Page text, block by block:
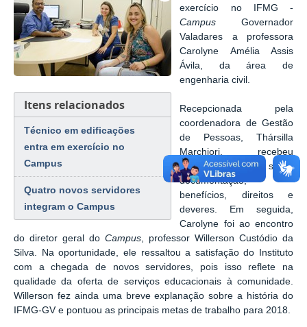
Itens relacionados
Técnico em edificações
entra em exercício no
Campus
Quatro novos servidores
integram o Campus
exercício no IFMG -
Campus Governador
Valadares a professora
Carolyne Amélia Assis
Ávila, da área de
engenharia civil.
Recepcionada pela
coordenadora de Gestão
de Pessoas, Thársilla
Marchiori, recebeu
orientações gerais sobre
documentação,
benefícios, direitos e
deveres. Em seguida,
Carolyne foi ao encontro
do diretor geral do Campus , professor Willerson Custódio da
Silva. Na oportunidade, ele ressaltou a satisfação do Instituto
com a chegada de novos servidores, pois isso reflete na
qualidade da oferta de serviços educacionais à comunidade.
Willerson fez ainda uma breve explanação sobre a história do
IFMG-GV e pontuou as principais metas de trabalho para 2018.